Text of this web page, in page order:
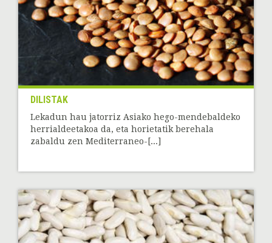
DILISTAK
Lekadun hau jatorriz Asiako hego-mendebaldeko
herrialdeetakoa da, eta horietatik berehala
zabaldu zen Mediterraneo-[...]